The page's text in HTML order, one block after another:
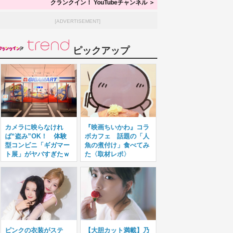
クランクイン！ YouTubeチャンネル ＞
[ADVERTISEMENT]
ピックアップ
カメラに映らなけれ
ば“盗み”OK！ 体験
型コンビニ「ギガマー
ト展」がヤバすぎたｗ
『映画ちいかわ』コラ
ボカフェ 話題の「人
魚の煮付け」食べてみ
た〈取材レポ〉
ピンクの衣装がステ 【大胆カット満載】乃